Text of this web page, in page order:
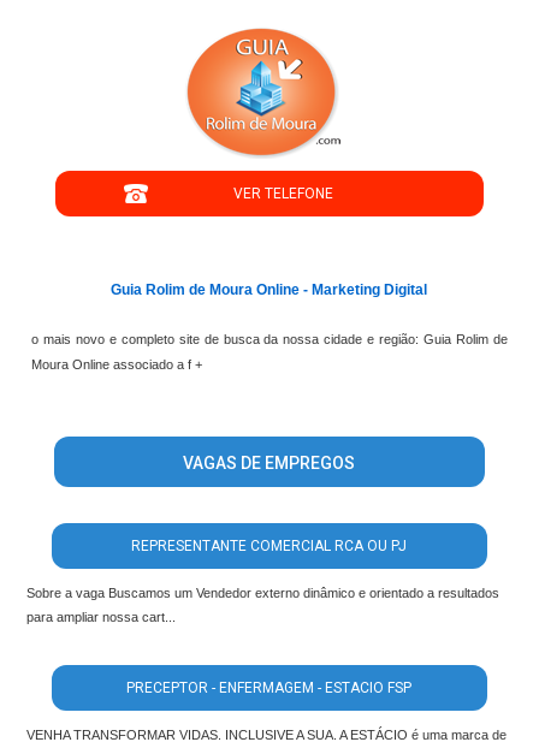
VER TELEFONE
Guia Rolim de Moura Online - Marketing Digital
o mais novo e completo site de busca da nossa cidade e região: Guia Rolim de
Moura Online associado a f +
VAGAS DE EMPREGOS
REPRESENTANTE COMERCIAL RCA OU PJ
Sobre a vaga Buscamos um Vendedor externo dinâmico e orientado a resultados
para ampliar nossa cart...
PRECEPTOR - ENFERMAGEM - ESTACIO FSP
VENHA TRANSFORMAR VIDAS. INCLUSIVE A SUA. A ESTÁCIO é uma marca de